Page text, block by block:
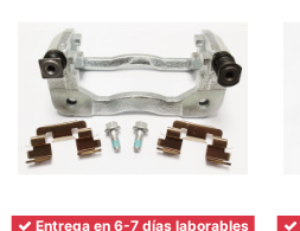
Entrega en 6-7 días laborables